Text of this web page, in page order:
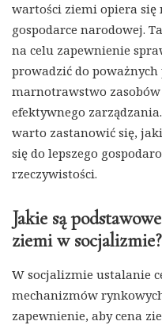
wartości ziemi opiera się
gospodarce narodowej.
na celu zapewnienie
prowadzić do
marnotrawstwo
efektywnego
warto zastanowić się,
się do lepszego
rzeczywistości.
Jakie są
ziemi w socjalizmie?
W socjalizmie ustalanie
mechanizmów
zapewnienie, aby cena